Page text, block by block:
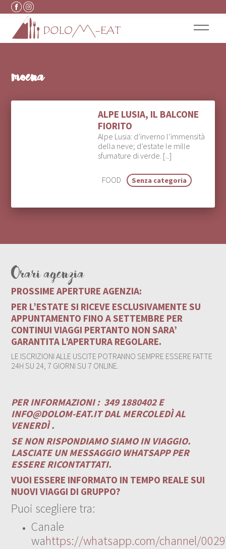
Vai al contenuto
moena
ALPE LUSIA, IL BALCONE
FIORITO
Alpe Lusia: d’inverno l’immensità
della neve; d’estate le mille
sfumature di verde. [...]
FOOD Senza categoria
Orari agenzia
PROSSIME APERTURE AGENZIA:
PER L’ESTATE SI RICEVE ESCLUSIVAMENTE SU
APPUNTAMENTO FINO A SETTEMBRE PER
CONTINUI VIAGGI PERTANTO NON SARA’
GARANTITA L’APERTURA REGOLARE.
LE ISCRIZIONI ALLE USCITE POTRANNO SEMPRE ESSERE FATTE
24H SU 24, 7 GIORNI SU 7 ONLINE.
PER INFORMAZIONI : 349 1880402 E
INFO@DOLOM-EAT.ITDAL MERCOLEDÌ AL
VENERDÌ .
SE NON RISPONDIAMO SIAMO IN VIAGGIO.
LASCIATE UN MESSAGGIO WHATSAPP PER
ESSERE RICONTATTATI.
VUOI ESSERE INFORMATO IN TEMPO REALE SUI
NUOVI VIAGGI DI GRUPPO?
Puoi scegliere tra:
Canale
wahttps://whatsapp.com/channel/